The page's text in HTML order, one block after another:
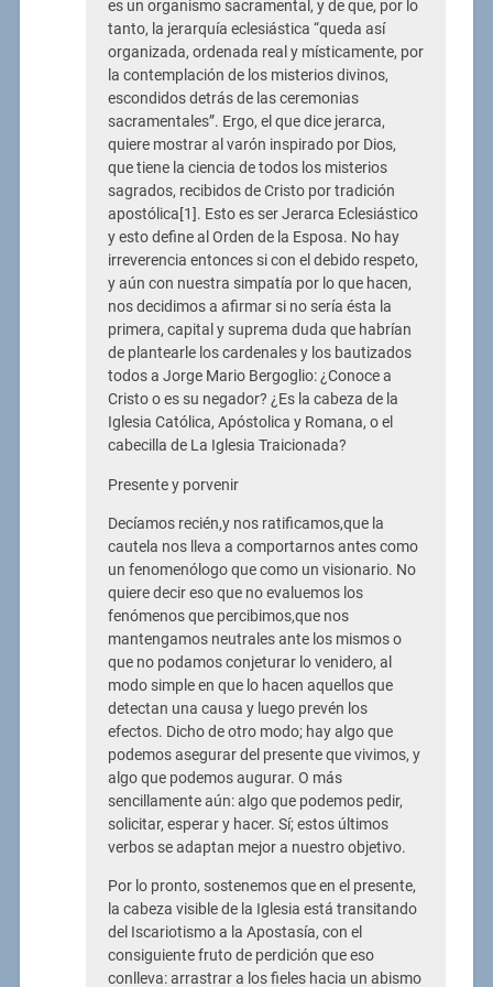
es un organismo sacramental, y de que, por lo
tanto, la jerarquía eclesiástica “queda así
organizada, ordenada real y místicamente, por
la contemplación de los misterios divinos,
escondidos detrás de las ceremonias
sacramentales”. Ergo, el que dice jerarca,
quiere mostrar al varón inspirado por Dios,
que tiene la ciencia de todos los misterios
sagrados, recibidos de Cristo por tradición
apostólica[1]. Esto es ser Jerarca Eclesiástico
y esto define al Orden de la Esposa. No hay
irreverencia entonces si con el debido respeto,
y aún con nuestra simpatía por lo que hacen,
nos decidimos a afirmar si no sería ésta la
primera, capital y suprema duda que habrían
de plantearle los cardenales y los bautizados
todos a Jorge Mario Bergoglio: ¿Conoce a
Cristo o es su negador? ¿Es la cabeza de la
Iglesia Católica, Apóstolica y Romana, o el
cabecilla de La Iglesia Traicionada?
Presente y porvenir
Decíamos recién,y nos ratificamos,que la
cautela nos lleva a comportarnos antes como
un fenomenólogo que como un visionario. No
quiere decir eso que no evaluemos los
fenómenos que percibimos,que nos
mantengamos neutrales ante los mismos o
que no podamos conjeturar lo venidero, al
modo simple en que lo hacen aquellos que
detectan una causa y luego prevén los
efectos. Dicho de otro modo; hay algo que
podemos asegurar del presente que vivimos, y
algo que podemos augurar. O más
sencillamente aún: algo que podemos pedir,
solicitar, esperar y hacer. Sí; estos últimos
verbos se adaptan mejor a nuestro objetivo.
Por lo pronto, sostenemos que en el presente,
la cabeza visible de la Iglesia está transitando
del Iscariotismo a la Apostasía, con el
consiguiente fruto de perdición que eso
conlleva: arrastrar a los fieles hacia un abismo